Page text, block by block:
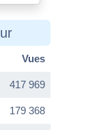
Vues
417 969
179 368